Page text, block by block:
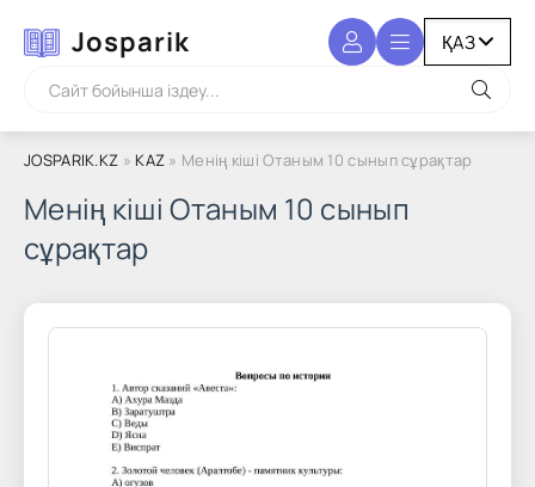
Josparik
JOSPARIK.KZ » KAZ » Менің кіші Отаным 10 сынып сұрақтар
Менің кіші Отаным 10 сынып
сұрақтар